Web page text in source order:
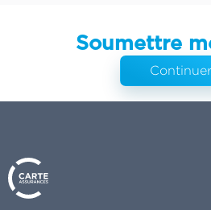
Soumettre
Continuer